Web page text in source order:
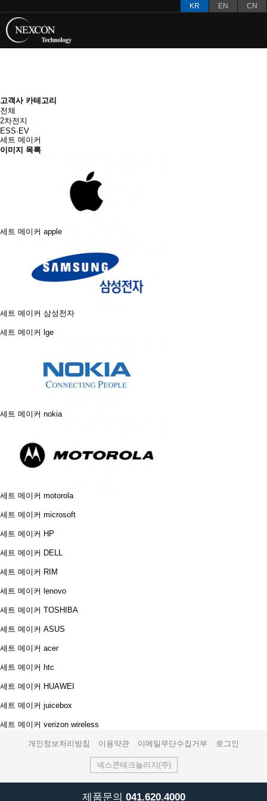
KR EN CN
고객사 카테고리
전체
2차전지
ESS·EV
세트 메이커
이미지 목록
세트 메이커 apple
세트 메이커 삼성전자
세트 메이커 lge
세트 메이커 nokia
세트 메이커 motorola
세트 메이커 microsoft
세트 메이커 HP
세트 메이커 DELL
세트 메이커 RIM
세트 메이커 lenovo
세트 메이커 TOSHIBA
세트 메이커 ASUS
세트 메이커 acer
세트 메이커 htc
세트 메이커 HUAWEI
세트 메이커 juicebox
세트 메이커 verizon wireless
개인정보처리방침 이용약관 이메일무단수집거부 로그인
넥스콘테크놀러지(주)
제품문의 041.620.4000